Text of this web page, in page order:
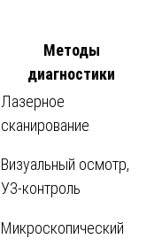
Методы
диагностики
Лазерное
сканирование
Визуальный осмотр,
УЗ-контроль
Микроскопический